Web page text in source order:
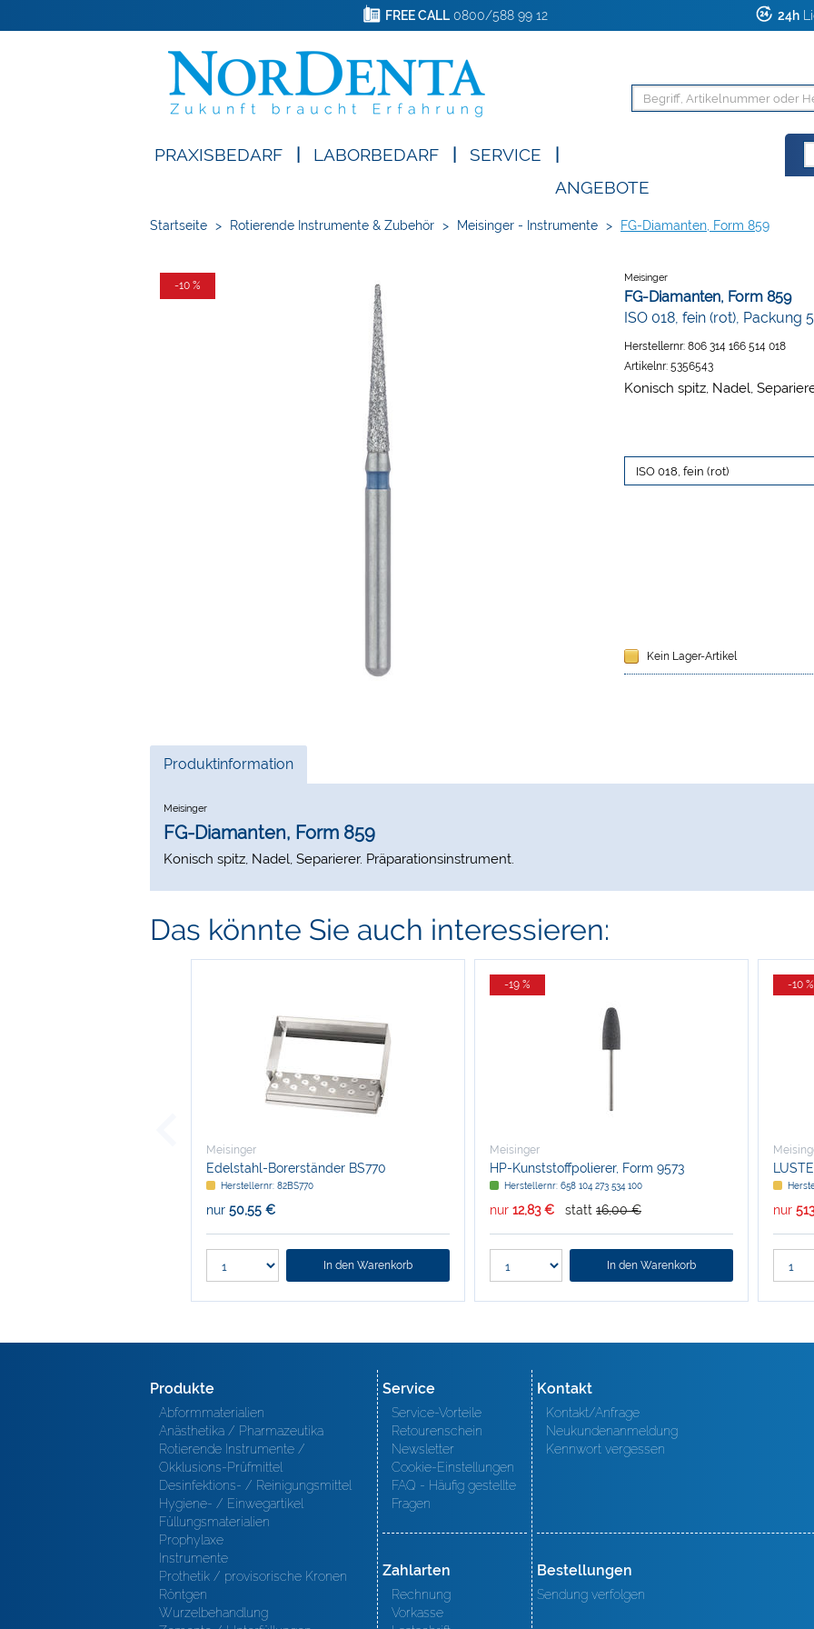
FREE CALL0800/588 99 12 24h
PRAXISBEDARF LABORBEDARF SERVICE
ANGEBOTE
Startseite > Rotierende Instrumente & Zubehör > Meisinger - Instrumente > FG-Diamanten, Form 859
-10 %
Meisinger
FG-Diamanten, Form 859
ISO 018, fein (rot), Packung
Herstellernr: 806 314 166 514 018
Artikelnr: 5356543
Konisch spitz, Nadel,
Kein Lager-Artikel
Current
Produktinformation
Meisinger
FG-Diamanten, Form 859
Konisch spitz, Nadel, Separierer. Präparationsinstrument.
Das könnte Sie auch interessieren:
Meisinger
Edelstahl-Borerständer BS770
Herstellernr: 82BS770
nur 50,55 €
In den Warenkorb
-19 %
Meisinger
HP-Kunststoffpolierer, Form 9573
Herstellernr: 658 104 273 534 100
nur 12,83 € statt 16,00 €
In den Warenkorb
-10 %
nur
Produkte
Abformmaterialien
Anästhetika / Pharmazeutika
Rotierende Instrumente /
Okklusions-Prüfmittel
Desinfektions- / Reinigungsmittel
Hygiene- / Einwegartikel
Füllungsmaterialien
Prophylaxe
Instrumente
Prothetik / provisorische Kronen
Röntgen
Wurzelbehandlung
Service
Service-Vorteile
Retourenschein
Newsletter
Cookie-Einstellungen
FAQ - Häufig gestellte
Fragen
Zahlarten
Rechnung
Vorkasse
Kontakt
Kontakt/Anfrage
Neukundenanmeldung
Kennwort vergessen
Bestellungen
Sendung verfolgen